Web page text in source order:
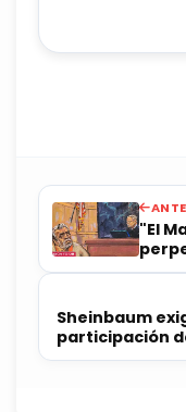
"El
Sheinbaum
participación